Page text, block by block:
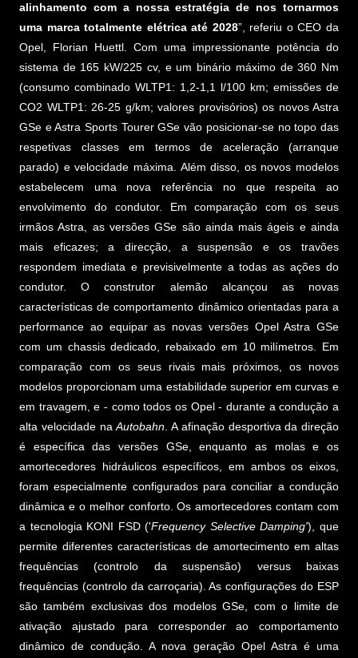
alinhamento com a nossa estratégia de nos tornarmos
uma marca totalmente elétrica até 2028”, referiu o CEO da
Opel, Florian Huettl. Com uma impressionante potência do
sistema de 165 kW/225 cv, e um binário máximo de 360 Nm
(consumo combinado WLTP1: 1,2-1,1 l/100 km; emissões de
CO2 WLTP1: 26-25 g/km; valores provisórios) os novos Astra
GSe e Astra Sports Tourer GSe vão posicionar-se no topo das
respetivas classes em termos de aceleração (arranque
parado) e velocidade máxima. Além disso, os novos modelos
estabelecem uma nova referência no que respeita ao
envolvimento do condutor. Em comparação com os seus
irmãos Astra, as versões GSe são ainda mais ágeis e ainda
mais eficazes; a direcção, a suspensão e os travões
respondem imediata e previsivelmente a todas as ações do
condutor. O construtor alemão alcançou as novas
características de comportamento dinâmico orientadas para a
performance ao equipar as novas versões Opel Astra GSe
com um chassis dedicado, rebaixado em 10 milímetros. Em
comparação com os seus rivais mais próximos, os novos
modelos proporcionam uma estabilidade superior em curvas e
em travagem, e - como todos os Opel - durante a condução a
alta velocidade naAutobahn . A afinação desportiva da direção
é específica das versões GSe, enquanto as molas e os
amortecedores hidráulicos específicos, em ambos os eixos,
foram especialmente configurados para conciliar a condução
dinâmica e o melhor conforto. Os amortecedores contam com
a tecnologia KONI FSD ('Frequency Selective Damping'), que
permite diferentes características de amortecimento em altas
frequências (controlo da suspensão) versus baixas
frequências (controlo da carroçaria). As configurações do ESP
são também exclusivas dos modelos GSe, com o limite de
ativação ajustado para corresponder ao comportamento
dinâmico de condução. A nova geração Opel Astra é uma